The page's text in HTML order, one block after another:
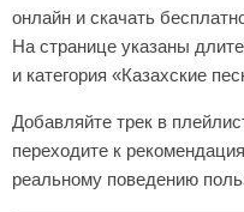
онлайн и скачать
На странице указаны
и категория «Казахские
Добавляйте трек в
переходите к
реальному поведению